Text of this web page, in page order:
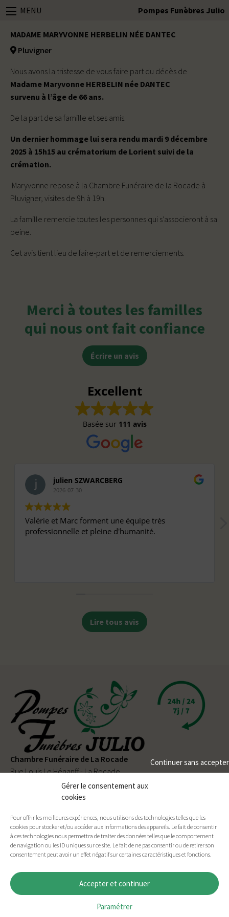
Gérer le consentement aux
cookies
Pour offrir les meilleures expériences, nous utilisons des technologies telles que les
cookies pour stocker et/ou accéder aux informations des appareils. Le fait de consentir
à ces technologies nous permettra de traiter des données telles que le comportement
de navigation ou les ID uniques sur ce site. Le fait de ne pas consentir ou de retirer son
consentement peut avoir un effet négatif sur certaines caractéristiques et fonctions.
Accepter et continuer
Continuer sans accepter
Paramétrer
MENU Pompes Funèbres Julio
MADAME MARYVONNE HERBELIN NÉE DANTEC
Pluvigner
Nous avons la tristesse de vous faire part du décès de
Madame Maryvonne HERBELIN née DANTEC
survenu à l’âge de 66 ans.
De la part de sa famille et ses amis.
Un dernier hommage lui sera rendu mardi 9 décembre
2025 à 15h15 au crématorium de Lorient suivi de la
crémation.
Maryvonne repose à la Chambre Funéraire de la Rocade à
Pluvigner, visites de 9h à 19h.
La famille remercie toutes les personnes qui s’associeront à sa
peine.
Cet avis tient lieu de faire-part et de remerciements.
Merci à toutes les familles
qui nous ont fait confiance
Écrire un avis
Excellent
Basée sur 111 avis
julien SZWARCBERG
2026-07-30
Valérie et Marc forment une équipe très
professionnelle et pleine d'humanité.
Lire tous avis
Chambre Funéraire de La Rocade
Rue Louis Le Hénanff - La Rocade
56330 PLUVIGNER
02 97 50 90 80
Permanence téléphonique24h/24et7j/7